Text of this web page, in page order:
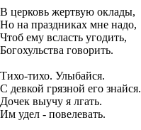
В церковь жертвую оклады,
Но на праздниках мне надо,
Чтоб ему всласть угодить,
Богохульства говорить.
Тихо-тихо. Улыбайся.
С девкой грязной его знайся.
Дочек выучу я лгать.
Им удел - повелевать.